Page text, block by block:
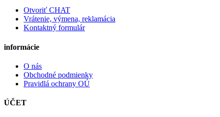
Otvoriť CHAT
Vrátenie, výmena, reklamácia
Kontaktný formulár
informácie
O nás
Obchodné podmienky
Pravidlá ochrany OÚ
ÚČET